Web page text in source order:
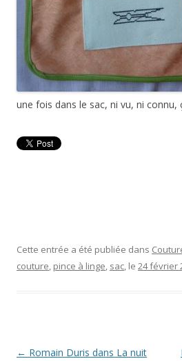
une fois dans le sac, ni vu, ni
Cette entrée a été publiée dans
couture, pince à linge, sac, le 24 février
Navigation
← Romain Duris dans La nuit